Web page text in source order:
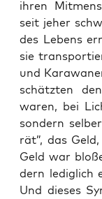
ihren
seit jeher
des Lebens
sie
und
schätz­ten
waren, bei
son­dern
rät”, das
Geld war
dern ledig­lich
Und die­ses